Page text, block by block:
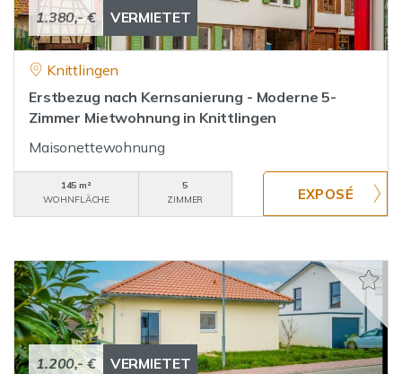
1.380,- € VERMIETET
Knittlingen
Erstbezug nach Kernsanierung - Moderne 5-
Zimmer Mietwohnung in Knittlingen
Maisonettewohnung
145 m²
WOHNFLÄCHE
5
ZIMMER
1.200,- € VERMIETET